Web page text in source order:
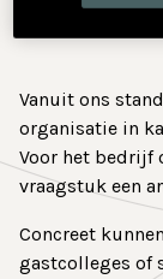
altijd het
Vanuit ons
organisatie in
Voor het bedrijf
vraagstuk een
Concreet
gastcolleges of